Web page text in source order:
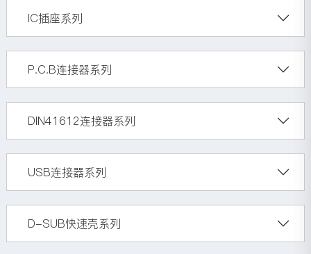
IC插座系列
P.C.B连接器系列
DIN41612连接器系列
USB连接器系列
D-SUB快速壳系列